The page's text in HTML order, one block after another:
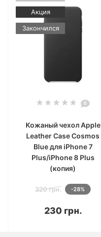
Акция
Закончился
0
Кожаный чехол Apple
Leather Case Cosmos
Blue для iPhone 7
Plus/iPhone 8 Plus
(копия)
320 грн. -28%
230 грн.
В корзину